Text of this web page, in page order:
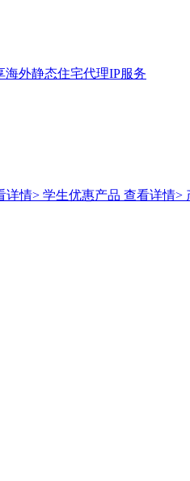
海外静态住宅代理IP服务
详情> 学生优惠产品 查看详情>